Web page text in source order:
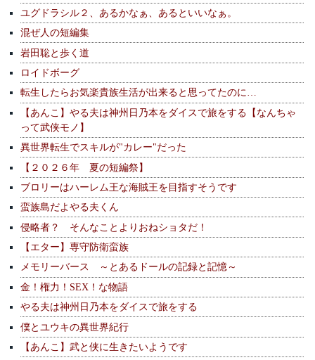
ユグドラシル２、あるかなぁ、あるといいなぁ。
混ぜ人の短編集
岩田聡と歩く道
ロイドボーグ
転生したらお気楽貴族生活が出来ると思ってたのに…
【あんこ】やる夫は神州日乃本をダイスで旅をする【なんちゃ
って武侠モノ】
異世界転生でスキルが"カレー"だった
【２０２６年 夏の短編祭】
ブロリーはハーレム王な海賊王を目指すそうです
蛮族島だよやる夫くん
侵略者？ そんなことよりおねショタだ！
【エター】専守防衛蛮族
メモリーバース ～とあるドールの記録と記憶～
金！権力！SEX！な物語
やる夫は神州日乃本をダイスで旅をする
僕とユウキの異世界紀行
【あんこ】武と侠に生きたいようです